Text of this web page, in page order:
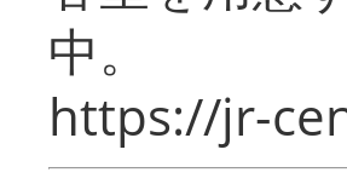
中。
https://jr-